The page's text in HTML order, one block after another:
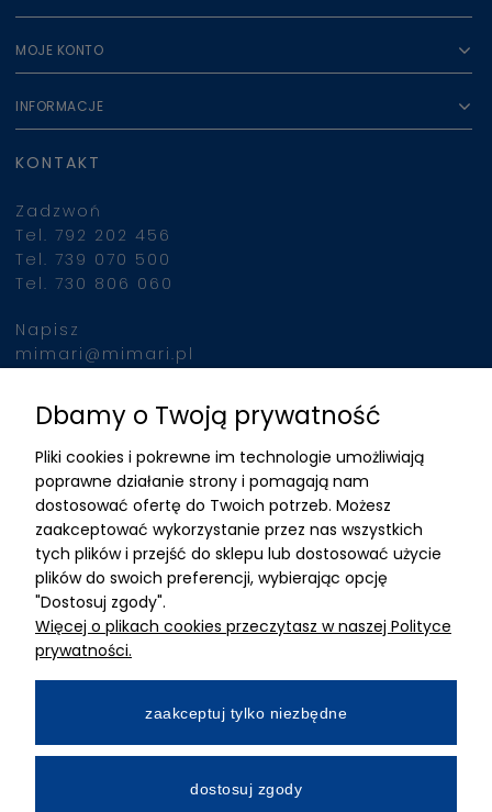
MOJE KONTO
INFORMACJE
KONTAKT
Zadzwoń
Tel. 792 202 456
Tel. 739 070 500
Tel. 730 806 060
Napisz
mimari@mimari.pl
Znajdziesz nas
ADRES
MIMARI sp z o.o.
ul. Kurkowa 12
50-210 Wrocław
Dane rejestracyjne
NIP:8982325327
Wpłacony w całości
Numer konta bankowego
Dbamy o Twoją prywatność
Pliki cookies i pokrewne im technologie umożliwiają
poprawne działanie strony i pomagają nam
dostosować ofertę do Twoich potrzeb. Możesz
zaakceptować wykorzystanie przez nas wszystkich
tych plików i przejść do sklepu lub dostosować użycie
plików do swoich preferencji, wybierając opcję
"Dostosuj zgody".
Więcej o plikach cookies przeczytasz w naszej Polityce
prywatności.
zaakceptuj tylko niezbędne
dostosuj zgody